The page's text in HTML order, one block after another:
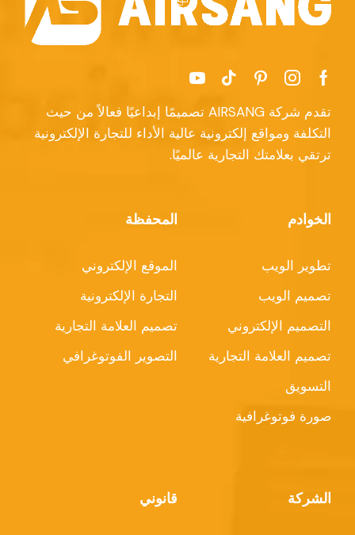
تقدم شركة AIRSANG تصميمًا إبداعيًا فعالاً من حيث
التكلفة ومواقع إلكترونية عالية الأداء للتجارة الإلكترونية
ترتقي بعلامتك التجارية عالميًا.
الخوادم
تطوير الويب
تصميم الويب
التصميم الإلكتروني
تصميم العلامة التجارية
التسويق
صورة فوتوغرافية
المحفظة
الموقع الإلكتروني
التجارة الإلكترونية
تصميم العلامة التجارية
التصوير الفوتوغرافي
الشركة قانوني